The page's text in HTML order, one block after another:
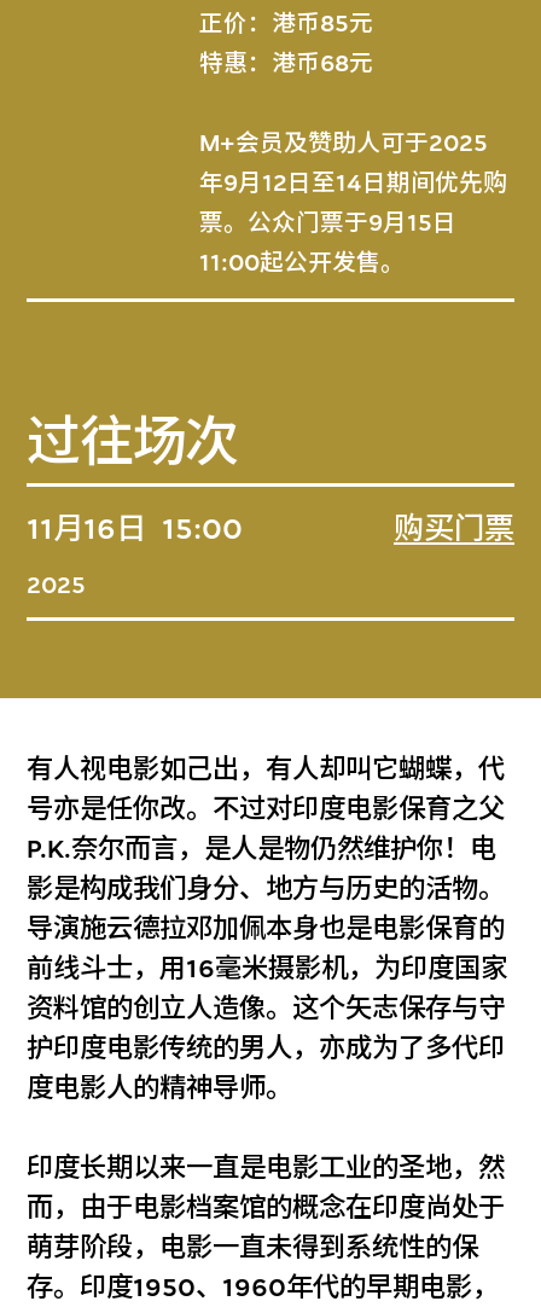
正价：港币85元
特惠：港币68元
M+会员及赞助人可于2025
年9月12日至14日期间优先购
票。公众门票于9月15日
11:00起公开发售。
过往场次
11月16日
2025
15:00 购买门票
有人视电影如己出，有人却叫它蝴蝶，代
号亦是任你改。不过对印度电影保育之父
P.K.奈尔而言，是人是物仍然维护你！电
影是构成我们身分、地方与历史的活物。
导演施云德拉邓加佩本身也是电影保育的
前线斗士，用16毫米摄影机，为印度国家
资料馆的创立人造像。这个矢志保存与守
护印度电影传统的男人，亦成为了多代印
度电影人的精神导师。
印度长期以来一直是电影工业的圣地，然
而，由于电影档案馆的概念在印度尚处于
萌芽阶段，电影一直未得到系统性的保
存。印度1950、1960年代的早期电影，